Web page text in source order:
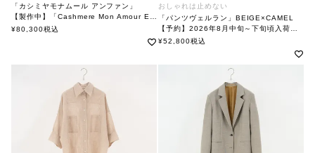
「カシミヤモナムール アンファン」
【製作中】「Cashmere Mon Amour Enfant」
soutiencollar（ステンカラー）
¥80,300税込
おしゃれは止めない
「パンツヴェルラン」BEIGE×CAMEL
【予約】2026年8月中旬～下旬頃入荷予定
「Pants Verlan」BEIGE×CAMEL
¥52,800税込